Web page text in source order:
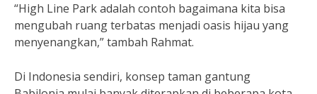
“High Line Park adalah contoh bagaimana kita bisa
mengubah ruang terbatas menjadi oasis hijau yang
menyenangkan,” tambah Rahmat.
Di Indonesia sendiri, konsep taman gantung